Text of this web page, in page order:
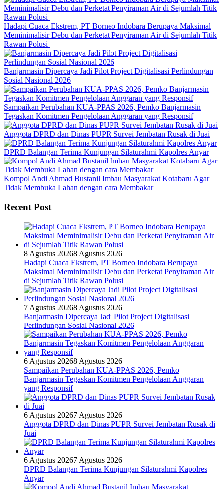
Hadapi Cuaca Ekstrem, PT Borneo Indobara Berupaya Maksimal
Meminimalisir Debu dan Perketat Penyiraman Air di Sejumlah Titik
Rawan Polusi
Banjarmasin Dipercaya Jadi Pilot Project Digitalisasi Perlindungan
Sosial Nasional 2026
Sampaikan Perubahan KUA-PPAS 2026, Pemko Banjarmasin
Tegaskan Komitmen Pengelolaan Anggaran yang Responsif
Anggota DPRD dan Dinas PUPR Survei Jembatan Rusak di Juai
DPRD Balangan Terima Kunjungan Silaturahmi Kapolres Anyar
Kompol Andi Ahmad Bustanil Imbau Masyarakat Kotabaru Agar
Tidak Membuka Lahan dengan cara Membakar
Recent Post
8 Agustus 20268 Agustus 2026
Hadapi Cuaca Ekstrem, PT Borneo Indobara Berupaya
Maksimal Meminimalisir Debu dan Perketat Penyiraman Air
di Sejumlah Titik Rawan Polusi
7 Agustus 20268 Agustus 2026
Banjarmasin Dipercaya Jadi Pilot Project Digitalisasi
Perlindungan Sosial Nasional 2026
6 Agustus 20268 Agustus 2026
Sampaikan Perubahan KUA-PPAS 2026, Pemko
Banjarmasin Tegaskan Komitmen Pengelolaan Anggaran
yang Responsif
6 Agustus 20267 Agustus 2026
Anggota DPRD dan Dinas PUPR Survei Jembatan Rusak di
Juai
6 Agustus 20267 Agustus 2026
DPRD Balangan Terima Kunjungan Silaturahmi Kapolres
Anyar